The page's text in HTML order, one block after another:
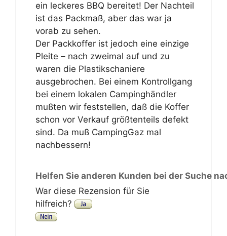
ein leckeres BBQ bereitet! Der Nachteil
ist das Packmaß, aber das war ja
vorab zu sehen.
Der Packkoffer ist jedoch eine einzige
Pleite – nach zweimal auf und zu
waren die Plastikschaniere
ausgebrochen. Bei einem Kontrollgang
bei einem lokalen Campinghändler
mußten wir feststellen, daß die Koffer
schon vor Verkauf größtenteils defekt
sind. Da muß CampingGaz mal
nachbessern!
Helfen Sie anderen Kunden bei der Suche
War diese Rezension für Sie
hilfreich?